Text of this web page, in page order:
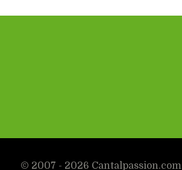
© 2007 - 2026 Cantalpassion.com